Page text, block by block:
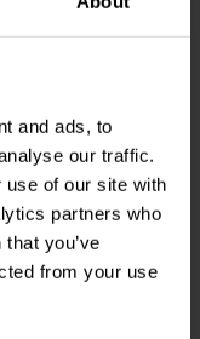
and ads, to
our traffic.
use of our site with
partners who
you’ve
from your use